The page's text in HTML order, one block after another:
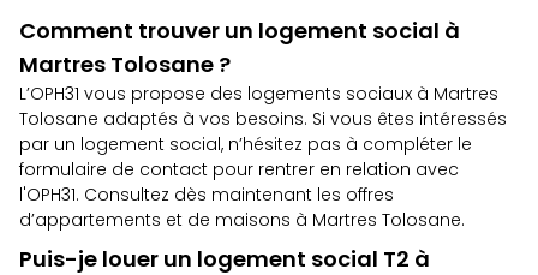
Comment trouver un logement social à
Martres Tolosane ?
L’OPH31 vous propose des logements sociaux à Martres
Tolosane adaptés à vos besoins. Si vous êtes intéressés
par un logement social, n’hésitez pas à compléter le
formulaire de contact pour rentrer en relation avec
l'OPH31. Consultez dès maintenant les offres
d’appartements et de maisons à Martres Tolosane.
Puis-je louer un logement social T2 à